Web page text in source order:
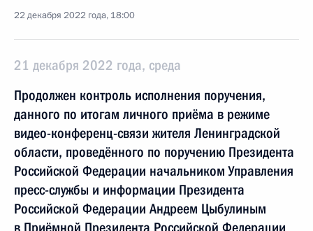
22 декабря 2022 года, 18:00
21 декабря 2022 года, среда
Продолжен контроль исполнения поручения,
данного по итогам личного приёма в режиме
видео-конференц-связи жителя Ленинградской
области, проведённого по поручению Президента
Российской Федерации начальником Управления
пресс-службы и информации Президента
Российской Федерации Андреем Цыбулиным
в Приёмной Президента Российской Федерации